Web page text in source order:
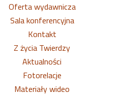
Oferta wydawnicza
Sala konferencyjna
Kontakt
Z życia Twierdzy
Aktualności
Fotorelacje
Materiały wideo